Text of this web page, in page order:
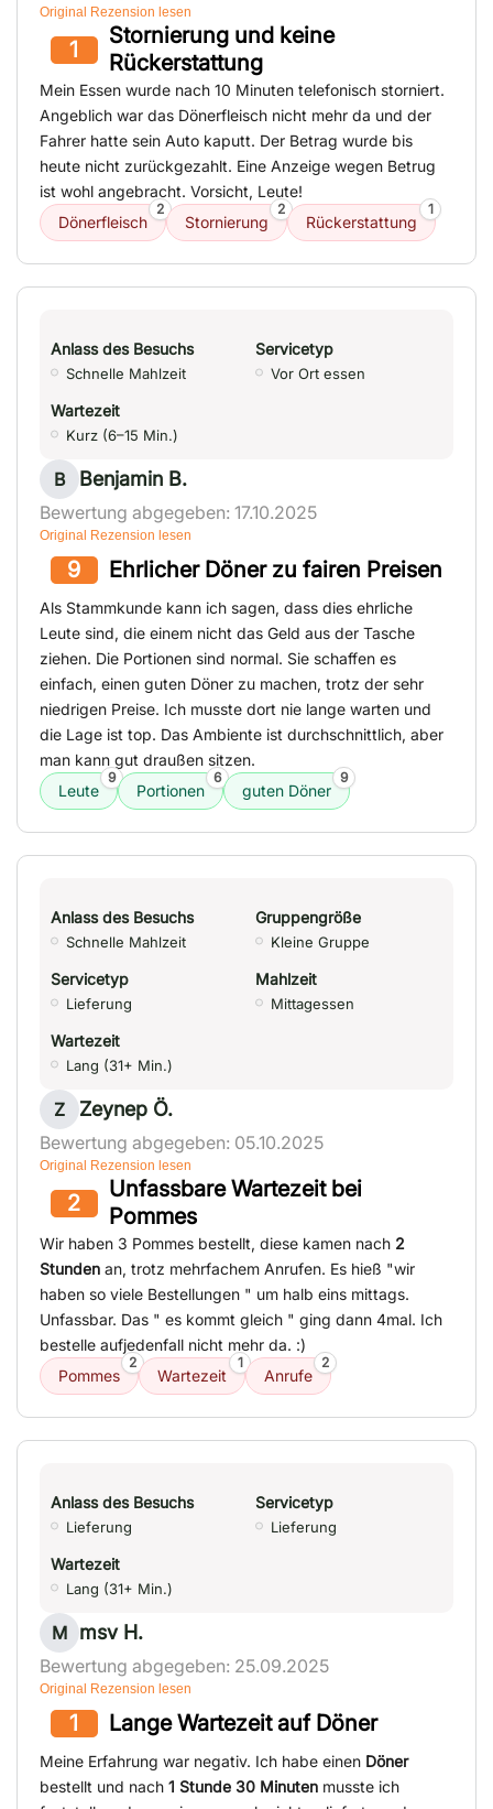
Original Rezension lesen
1
Stornierung und keine
Rückerstattung
Mein Essen wurde nach 10 Minuten telefonisch storniert.
Angeblich war das Dönerfleisch nicht mehr da und der
Fahrer hatte sein Auto kaputt. Der Betrag wurde bis
heute nicht zurückgezahlt. Eine Anzeige wegen Betrug
ist wohl angebracht. Vorsicht, Leute!
Dönerfleisch
2
Stornierung
2
Rückerstattung
1
Anlass des Besuchs
Schnelle Mahlzeit
Servicetyp
Vor Ort essen
Wartezeit
Kurz (6–15 Min.)
B Benjamin B.
Bewertung abgegeben: 17.10.2025
Original Rezension lesen
9 Ehrlicher Döner zu fairen Preisen
Als Stammkunde kann ich sagen, dass dies ehrliche
Leute sind, die einem nicht das Geld aus der Tasche
ziehen. Die Portionen sind normal. Sie schaffen es
einfach, einen guten Döner zu machen, trotz der sehr
niedrigen Preise. Ich musste dort nie lange warten und
die Lage ist top. Das Ambiente ist durchschnittlich, aber
man kann gut draußen sitzen.
Leute
9
Portionen
6
guten Döner
9
Anlass des Besuchs
Schnelle Mahlzeit
Gruppengröße
Kleine Gruppe
Servicetyp
Lieferung
Mahlzeit
Mittagessen
Wartezeit
Lang (31+ Min.)
Z Zeynep Ö.
Bewertung abgegeben: 05.10.2025
Original Rezension lesen
2
Unfassbare Wartezeit bei
Pommes
Wir haben 3 Pommes bestellt, diese kamen nach 2
Stunden an, trotz mehrfachem Anrufen. Es hieß "wir
haben so viele Bestellungen " um halb eins mittags.
Unfassbar. Das " es kommt gleich " ging dann 4mal. Ich
bestelle aufjedenfall nicht mehr da. :)
Pommes
2
Wartezeit
1
Anrufe
2
Anlass des Besuchs
Lieferung
Servicetyp
Lieferung
Wartezeit
Lang (31+ Min.)
M msv H.
Bewertung abgegeben: 25.09.2025
Original Rezension lesen
1 Lange Wartezeit auf Döner
Meine Erfahrung war negativ. Ich habe einen Döner
bestellt und nach 1 Stunde 30 Minuten musste ich